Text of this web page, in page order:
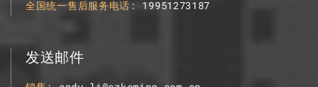
全国统一售后服务电话
19951273187
发送邮件